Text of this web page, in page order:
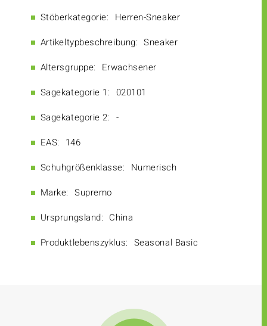
Stöberkategorie: Herren-Sneaker
Artikeltypbeschreibung: Sneaker
Altersgruppe: Erwachsener
Sagekategorie 1: 020101
Sagekategorie 2: -
EAS: 146
Schuhgrößenklasse: Numerisch
Marke: Supremo
Ursprungsland: China
Produktlebenszyklus: Seasonal Basic